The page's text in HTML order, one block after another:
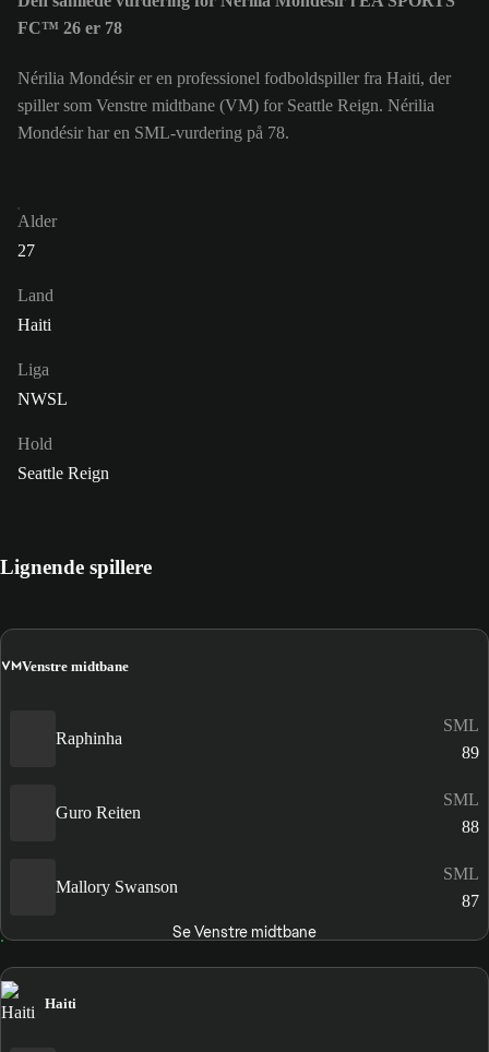
FC™ 26 er 78
Nérilia Mondésir er en professionel fodboldspiller fra Haiti, der
spiller som Venstre midtbane (VM) for Seattle Reign. Nérilia
Mondésir har en SML-vurdering på 78.
Alder
27
Land
Haiti
Liga
NWSL
Hold
Seattle Reign
Lignende spillere
VMVenstre midtbane
Raphinha
SML
89
Guro Reiten
SML
88
Mallory Swanson
SML
87
Se Venstre midtbane
Haiti